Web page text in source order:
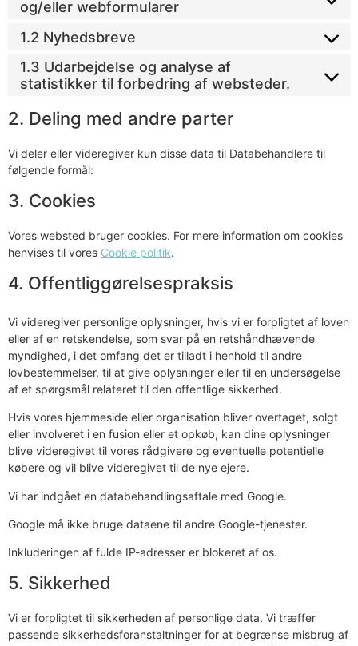
og/eller webformularer
1.2 Nyhedsbreve
1.3 Udarbejdelse og analyse af
statistikker til forbedring af websteder.
2. Deling med andre parter
Vi deler eller videregiver kun disse data til Databehandlere til
følgende formål:
3. Cookies
Vores websted bruger cookies. For mere information om cookies
henvises til vores Cookie politik.
4. Offentliggørelsespraksis
Vi videregiver personlige oplysninger, hvis vi er forpligtet af loven
eller af en retskendelse, som svar på en retshåndhævende
myndighed, i det omfang det er tilladt i henhold til andre
lovbestemmelser, til at give oplysninger eller til en undersøgelse
af et spørgsmål relateret til den offentlige sikkerhed.
Hvis vores hjemmeside eller organisation bliver overtaget, solgt
eller involveret i en fusion eller et opkøb, kan dine oplysninger
blive videregivet til vores rådgivere og eventuelle potentielle
købere og vil blive videregivet til de nye ejere.
Vi har indgået en databehandlingsaftale med Google.
Google må ikke bruge dataene til andre Google-tjenester.
Inkluderingen af ​​fulde IP-adresser er blokeret af os.
5. Sikkerhed
Vi er forpligtet til sikkerheden af ​​personlige data. Vi træffer
passende sikkerhedsforanstaltninger for at begrænse misbrug af